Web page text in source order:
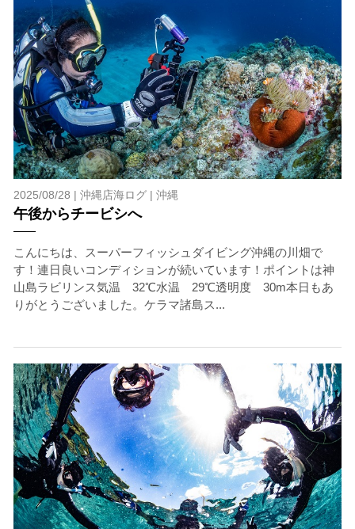
2025/08/28 | 沖縄店海ログ| 沖縄
午後からチービシへ
こんにちは、スーパーフィッシュダイビング沖縄の川畑で
す！連日良いコンディションが続いています！ポイントは神
山島ラビリンス気温 32℃水温 29℃透明度 30m本日もあ
りがとうございました。ケラマ諸島ス...
ントリーを行わない場合があります。
2.人数制限とエントリー順
クジラへのストレス軽減や安全管理の観点から、エント
リー人数を制限する場合があります。また、エントリー
の順番はガイドが決定しますので、必ずその指示に従っ
て準備してください。
3.クジラとの距離と泳ぎ方
クジラの観察は水面からのみとし、素潜りは禁止としま
す。クジラによっては、人が近くを泳ぐことを嫌い、逃
げてしまう場合があります。そのため、原則として緊急
時やガイドの指示がある場合を除き、クジラの近くでフ
ィンキックなどをして泳ぐことも禁止します。クジラは
一度でもそのような行動を取る人間を嫌がってしまう
と、その後スイムで近づくことができなくなる場合が多
いため、必ずこれらの事項をお守りください。
4.スイム遂行の可否と返金について
ツアー当日は、ゲストの安全を最優先とし、可能な限り
エントリーできなかった場合や、クジラを発見できなか
った場合でも返金はいたしませんので、あらかじめご了
承ください。
5.海況について
沖縄の1月～3月は、季節的に海が穏やかな日は多くあり
ません。そのため、多少の波やうねりがある中でスノー
ケリングを行う場合が多くなります。泳力や体力に自信
のない方、また船酔いしやすい方は、ご自身で事前に十
分な対策をお願いいたします。
6.参加条件